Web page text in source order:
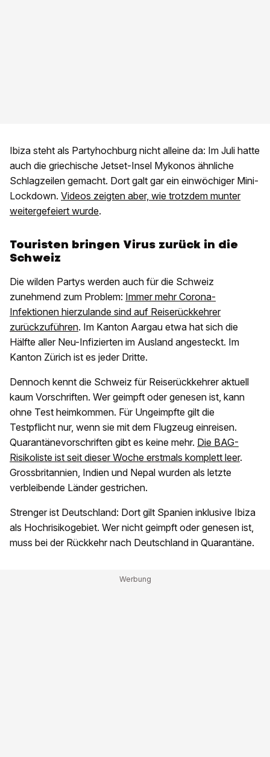
Ibiza steht als Partyhochburg nicht alleine da: Im Juli hatte
auch die griechische Jetset-Insel Mykonos ähnliche
Schlagzeilen gemacht. Dort galt gar ein einwöchiger Mini-
Lockdown. Videos zeigten aber, wie trotzdem munter
weitergefeiert wurde.
Touristen bringen Virus zurück in die
Schweiz
Die wilden Partys werden auch für die Schweiz
zunehmend zum Problem: Immer mehr Corona-
Infektionen hierzulande sind auf Reiserückkehrer
zurückzuführen. Im Kanton Aargau etwa hat sich die
Hälfte aller Neu-Infizierten im Ausland angesteckt. Im
Kanton Zürich ist es jeder Dritte.
Dennoch kennt die Schweiz für Reiserückkehrer aktuell
kaum Vorschriften. Wer geimpft oder genesen ist, kann
ohne Test heimkommen. Für Ungeimpfte gilt die
Testpflicht nur, wenn sie mit dem Flugzeug einreisen.
Quarantänevorschriften gibt es keine mehr. Die BAG-
Risikoliste ist seit dieser Woche erstmals komplett leer.
Grossbritannien, Indien und Nepal wurden als letzte
verbleibende Länder gestrichen.
Strenger ist Deutschland: Dort gilt Spanien inklusive Ibiza
als Hochrisikogebiet. Wer nicht geimpft oder genesen ist,
muss bei der Rückkehr nach Deutschland in Quarantäne.